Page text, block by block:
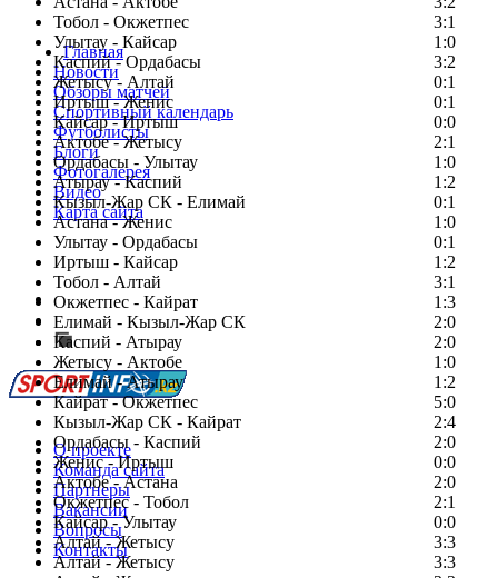
Тобол - Окжетпес
3:1
Улытау - Кайсар
1:0
Каспий - Ордабасы
3:2
Жетысу - Алтай
0:1
Иртыш - Женис
0:1
Кайсар - Иртыш
0:0
Актобе - Жетысу
2:1
Ордабасы - Улытау
1:0
Атырау - Каспий
1:2
Кызыл-Жар СК - Елимай
0:1
Астана - Женис
1:0
Улытау - Ордабасы
0:1
Иртыш - Кайсар
1:2
Тобол - Алтай
3:1
Окжетпес - Кайрат
1:3
Елимай - Кызыл-Жар СК
2:0
Каспий - Атырау
2:0
Жетысу - Актобе
1:0
Елимай - Атырау
1:2
Кайрат - Окжетпес
5:0
Кызыл-Жар СК - Кайрат
2:4
Ордабасы - Каспий
2:0
Женис - Иртыш
0:0
Актобе - Астана
2:0
Окжетпес - Тобол
2:1
Кайсар - Улытау
0:0
Алтай - Жетысу
3:3
Алтай - Жетысу
3:3
Главная
Новости
Обзоры матчей
Спортивный календарь
Футболисты
Блоги
Фотогалерея
Видео
Карта сайта
Есть идея?
Сообщить о мероприятии
Перейти на старый сайт
О проекте
Команда сайта
Партнеры
Вакансии
Вопросы
Контакты